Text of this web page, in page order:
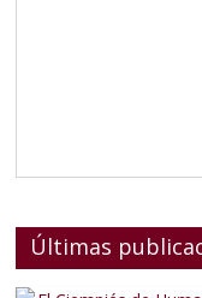
Últimas